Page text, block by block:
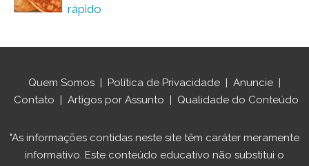
rápido
Quem Somos | Política de Privacidade | Anuncie |
Contato | Artigos por Assunto | Qualidade do Conteúdo
"As informações contidas neste site têm caráter meramente
informativo. Este conteúdo educativo não substitui o